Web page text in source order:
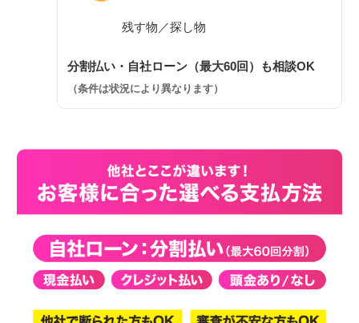
残す物／探し物
分割払い・自社ローン（最大60回）も相談OK
（条件は状況により異なります）